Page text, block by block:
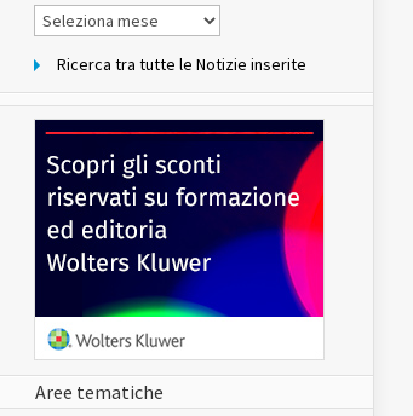
Notizie
per
Ricerca tra tutte le Notizie inserite
Aree tematiche